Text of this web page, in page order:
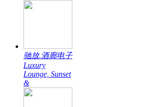
驰放.酒廊电子
Luxury
Lounge, Sunset
&